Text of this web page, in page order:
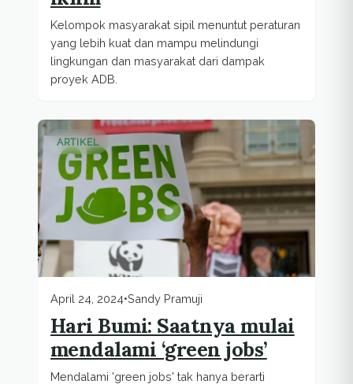
Kelompok masyarakat sipil menuntut peraturan
yang lebih kuat dan mampu melindungi
lingkungan dan masyarakat dari dampak
proyek ADB.
ARTIKEL
April 24, 2024•Sandy Pramuji
Hari Bumi: Saatnya mulai
mendalami ‘green jobs’
Mendalami 'green jobs' tak hanya berarti